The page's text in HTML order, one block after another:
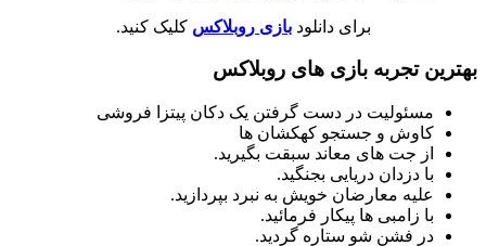
برای دانلودبازی روبلاکس کلیک کنید.
بهترین تجربه بازی های روبلاکس
مسئولیت در دست گرفتن یک دکان پیتزا فروشی
کاوش و جستجو کهکشان ها
از جت های معاند سبقت بگیرید.
با دزدان دریایی بجنگید.
علیه معارضان خویش به نبرد بپردازید.
با زامبی ها پیکار فرمائید.
در فشن شو ستاره گردید.